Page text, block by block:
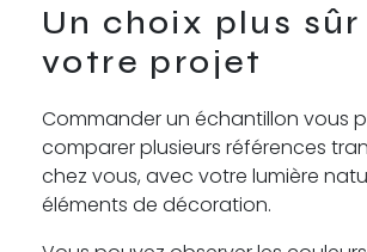
Un choix plus
votre projet
Commander un échantillon vous
comparer plusieurs références
chez vous, avec votre lumière
éléments de décoration.